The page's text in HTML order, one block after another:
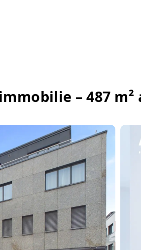
– 487